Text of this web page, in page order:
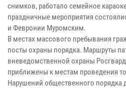
снимков, работало семейное
праздничные мероприятия
и Февронии Муромским.
В местах массового пребывания
посты охраны порядка. Маршруты
вневедомственной охраны
приближены к местам проведения
Нарушений общественного порядка